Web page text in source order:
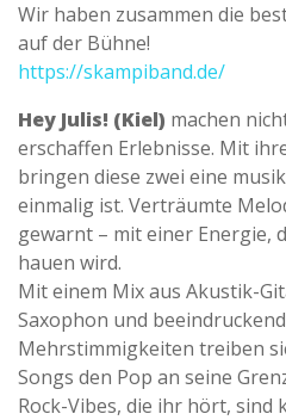
Wir haben zusammen die
auf der Bühne!
https://skampiband.de/
Hey Julis! (Kiel) machen
erschaffen Erlebnisse. Mit
bringen diese zwei eine
einmalig ist. Verträumte
gewarnt – mit einer Energie,
hauen wird.
Mit einem Mix aus Akustik-
Saxophon und
Mehrstimmigkeiten treiben
Songs den Pop an seine
Rock-Vibes, die ihr hört, sind